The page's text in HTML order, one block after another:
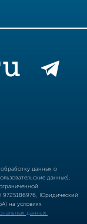
обработку данных о
данные),
9725186976, Юридический
на условиях
данных.